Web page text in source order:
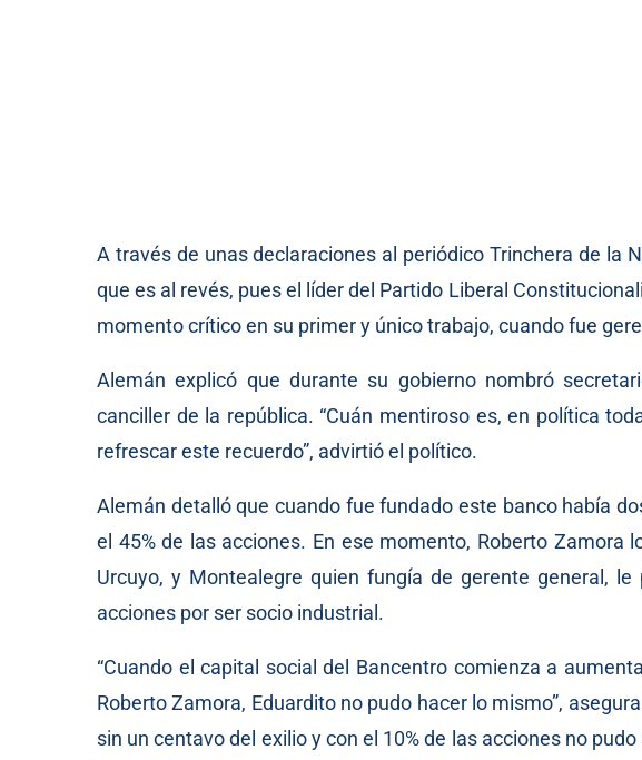
A través de unas declaraciones al periódico Trinchera de la
que es al revés, pues el líder del Partido Liberal
momento crítico en su primer y único trabajo, cuando fue
Alemán explicó que durante su gobierno nombró
canciller de la república. “Cuán mentiroso es, en política
refrescar este recuerdo”, advirtió el político.
Alemán detalló que cuando fue fundado este banco había
el 45% de las acciones. En ese momento, Roberto Zamora
Urcuyo, y Montealegre quien fungía de gerente general,
acciones por ser socio industrial.
“Cuando el capital social del Bancentro comienza a
Roberto Zamora, Eduardito no pudo hacer lo mismo”,
sin un centavo del exilio y con el 10% de las acciones no